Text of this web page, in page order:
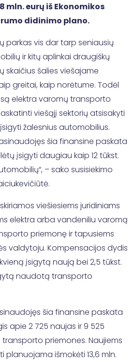
mln. eurų iš Ekonomikos
didinimo plano.
parkas vis dar tarp seniausių
ir kitų aplinkai draugiškų
skaičius šalies viešajame
greitai, kaip norėtume. Todėl
elektra varomų transporto
viešąjį sektorių atsisakyti
žalesnius automobilius.
šia finansine paskata
įsigyti daugiau kaip 12 tūkst.
– sako susisiekimo
viešiesiems juridiniams
elektra arba vandeniliu varomą
priemonę ir tapusiems
valdytoju. Kompensacijos dydis
įsigytą naują bei 2,5 tūkst.
naudotą transporto
šia finansine paskata
apie 2 725 naujas ir 9 525
priemones. Naujiems
išmokėti 13,6 mln.